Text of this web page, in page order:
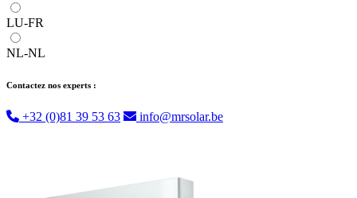
LU-FR
NL-NL
Contactez nos experts :
+32 (0)81 39 53 63 info@mrsolar.be